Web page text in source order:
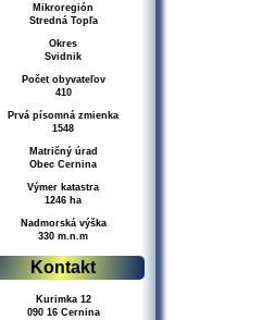
Mikroregión
Stredná Topľa
Okres
Svidnik
Počet obyvateľov
410
Prvá písomná zmienka
1548
Matričný úrad
Obec Cernina
Výmer katastra
1246 ha
Nadmorská výška
330 m.n.m
Kontakt
Kurimka 12
090 16 Cernina